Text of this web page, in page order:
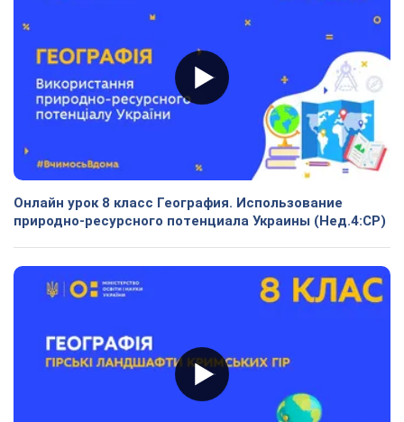
Онлайн урок 8 класс География. Использование
природно-ресурсного потенциала Украины (Нед.4:СР)